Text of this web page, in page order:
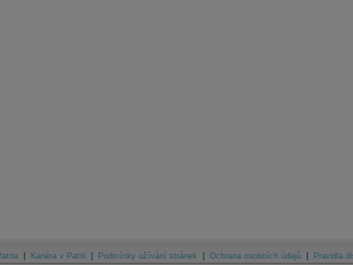
Kariéra v Patrii Podmínky užívání stránek Ochrana osobních údajů Pravidla